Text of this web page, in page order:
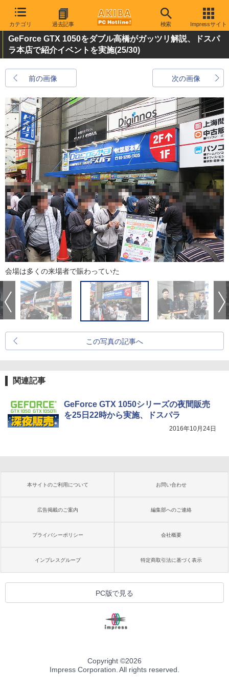
カテゴリ 過去記事 検索 Impressサイト
GeForce GTX 1050をダブル高橋がガッツリ解説、ドスパ
ラ本店で紹介イベントを実施(25/30)
前の画像 次の画像
会場は多くの来場者で賑わっていた
この写真の記事へ
関連記事
GeForce GTX 1050シリーズの夜間販売
を25日22時から実施、ドスパラ
2016年10月24日
本サイトのご利用について お問い合わせ
広告掲載のご案内 編集部へのご連絡
プライバシーポリシー 会社概要
インプレスグループ 特定商取引法に基づく表示
PC版で見る
Copyright ©2026
Impress Corporation. All rights reserved.